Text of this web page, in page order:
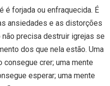
é forjada ou enfraquecida. É
ansiedades e as distorções
precisa destruir igrejas se
dos que nela estão. Uma
consegue crer; uma mente
esperar; uma mente